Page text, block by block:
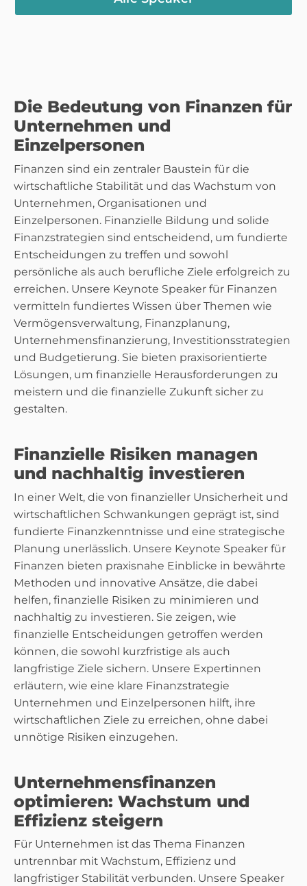
Die Bedeutung von Finanzen für
Unternehmen und
Einzelpersonen
Finanzen sind ein zentraler Baustein für die
wirtschaftliche Stabilität und das Wachstum von
Unternehmen, Organisationen und
Einzelpersonen. Finanzielle Bildung und solide
Finanzstrategien sind entscheidend, um fundierte
Entscheidungen zu treffen und sowohl
persönliche als auch berufliche Ziele erfolgreich zu
erreichen. Unsere Keynote Speaker für Finanzen
vermitteln fundiertes Wissen über Themen wie
Vermögensverwaltung, Finanzplanung,
Unternehmensfinanzierung, Investitionsstrategien
und Budgetierung. Sie bieten praxisorientierte
Lösungen, um finanzielle Herausforderungen zu
meistern und die finanzielle Zukunft sicher zu
gestalten.
Finanzielle Risiken managen
und nachhaltig investieren
In einer Welt, die von finanzieller Unsicherheit und
wirtschaftlichen Schwankungen geprägt ist, sind
fundierte Finanzkenntnisse und eine strategische
Planung unerlässlich. Unsere Keynote Speaker für
Finanzen bieten praxisnahe Einblicke in bewährte
Methoden und innovative Ansätze, die dabei
helfen, finanzielle Risiken zu minimieren und
nachhaltig zu investieren. Sie zeigen, wie
finanzielle Entscheidungen getroffen werden
können, die sowohl kurzfristige als auch
langfristige Ziele sichern. Unsere Expertinnen
erläutern, wie eine klare Finanzstrategie
Unternehmen und Einzelpersonen hilft, ihre
wirtschaftlichen Ziele zu erreichen, ohne dabei
unnötige Risiken einzugehen.
Unternehmensfinanzen
optimieren: Wachstum und
Effizienz steigern
Für Unternehmen ist das Thema Finanzen
untrennbar mit Wachstum, Effizienz und
langfristiger Stabilität verbunden. Unsere Speaker